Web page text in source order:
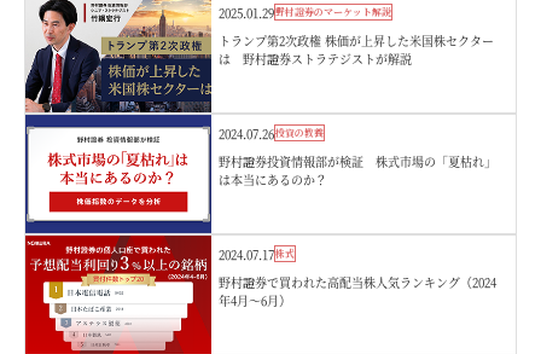
2025.01.29野村證券のマーケット解説
トランプ第2次政権 株価が上昇した米国株セクター
は 野村證券ストラテジストが解説
2024.07.26投資の教養
野村證券投資情報部が検証 株式市場の「夏枯れ」
は本当にあるのか？
2024.07.17株式
野村證券で買われた高配当株人気ランキング（2024
年4月～6月）